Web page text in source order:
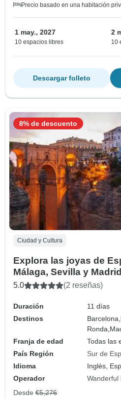
Precio basado en una habitación
1 may., 2027
10 espacios libres
2
10
Descargar folleto
Ciudad y Cultura
Explora las joyas de
Málaga, Sevilla y Madrid
5.0 (2 reseñas)
Duración
11 días
Destinos
Barcelona,
Ronda,
Franja de edad
Todas las
País Región
Sur de
Idioma
Inglés,
Operador
Wanderful
8% de descuento
Desde €5,276